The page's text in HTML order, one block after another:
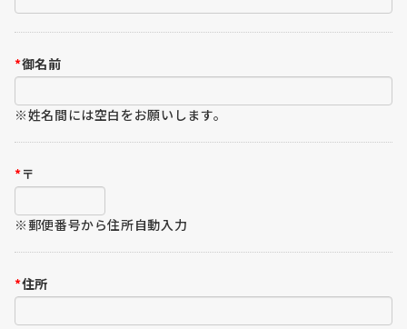
*御名前
※姓名間には空白をお願いします。
*〒
※郵便番号から住所自動入力
*住所